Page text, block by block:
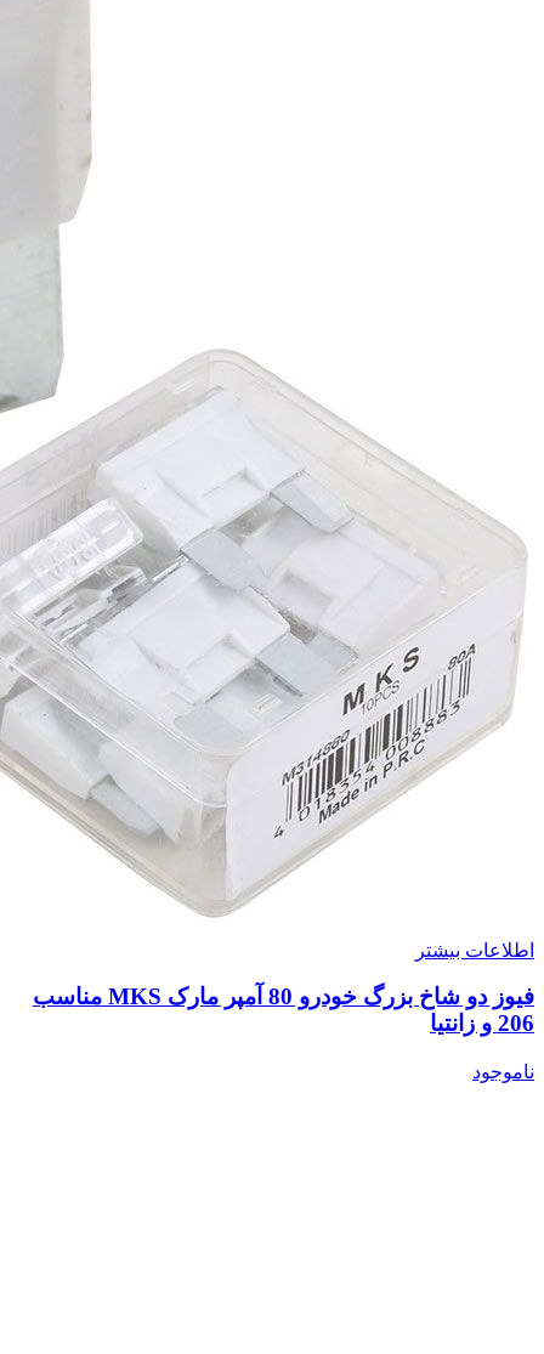
اطلاعات بیشتر
فیوز دو شاخ بزرگ خودرو 80 آمپر مارک MKS مناسب
206 و زانتیا
ناموجود